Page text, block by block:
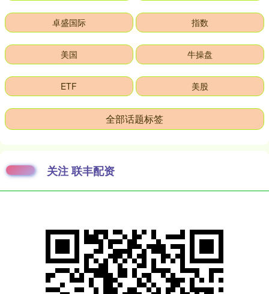
卓盛国际 指数
美国 牛操盘
ETF 美股
全部话题标签
关注 联丰配资